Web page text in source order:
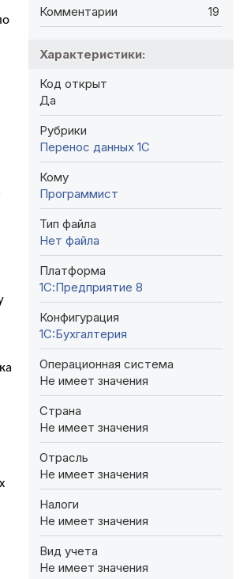
Комментарии 19
Характеристики:
Код открыт
Да
Рубрики
Перенос данных 1C
Кому
Программист
Тип файла
Нет файла
Платформа
1С:Предприятие 8
Конфигурация
1C:Бухгалтерия
Операционная система
Не имеет значения
Страна
Не имеет значения
Отрасль
Не имеет значения
Налоги
Не имеет значения
Вид учета
Не имеет значения